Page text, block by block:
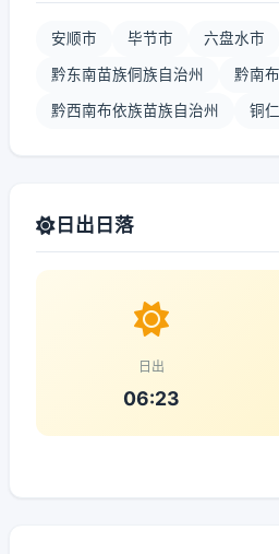
安顺市 毕节市 六盘水市
黔东南苗族侗族自治州 黔南
黔西南布依族苗族自治州 铜
日出日落
日出
06:23